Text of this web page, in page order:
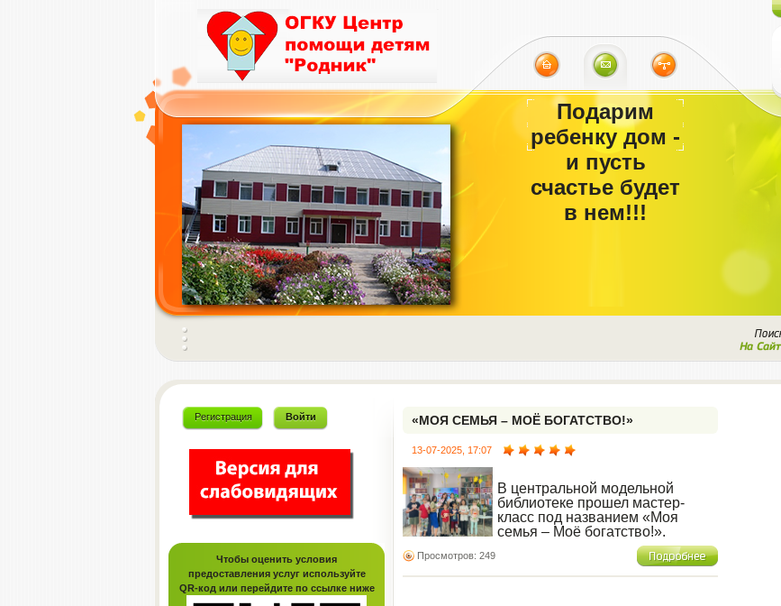
Подарим
ребенку дом -
и пусть
счастье будет
в нем!!!
Регистрация Войти
Чтобы оценить условия
предоставления услуг используйте
QR-код или перейдите по ссылке ниже
«МОЯ СЕМЬЯ – МОЁ БОГАТСТВО!»
13-07-2025, 17:07
В центральной модельной
библиотеке прошел мастер-
класс под названием «Моя
семья – Моё богатство!»,
Всероссийскому Дню семьи, любви и
верности.
Просмотров: 249